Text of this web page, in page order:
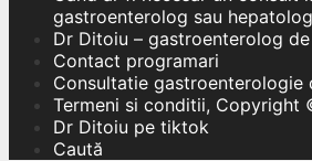
gastroenterolog sau hepatolog
Dr Ditoiu – gastroenterolog
Contact programari
Consultatie gastroenterologie
Termeni si conditii, Copyright
Dr Ditoiu pe tiktok
Caută